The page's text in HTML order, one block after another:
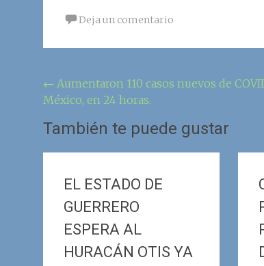
Deja un comentario
Navegación
de
la
entrada
← Aumentaron 110 casos nuevos de
México, en 24 horas.
También te puede gustar
EL ESTADO DE
GUERRERO
ESPERA AL
HURACÁN OTIS YA